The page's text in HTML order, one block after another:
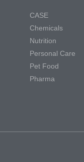
CASE
Chemicals
Nutrition
Personal Care
Pet Food
Pharma